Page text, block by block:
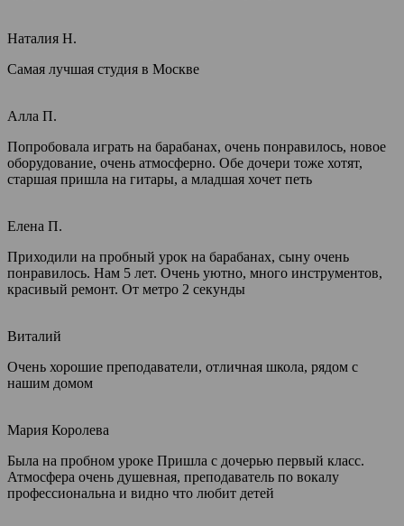
Наталия Н.
Самая лучшая студия в Москве
Алла П.
Попробовала играть на барабанах, очень понравилось, новое
оборудование, очень атмосферно. Обе дочери тоже хотят,
старшая пришла на гитары, а младшая хочет петь
Елена П.
Приходили на пробный урок на барабанах, сыну очень
понравилось. Нам 5 лет. Очень уютно, много инструментов,
красивый ремонт. От метро 2 секунды
Виталий
Очень хорошие преподаватели, отличная школа, рядом с
нашим домом
Мария Королева
Была на пробном уроке Пришла с дочерью первый класс.
Атмосфера очень душевная, преподаватель по вокалу
профессиональна и видно что любит детей